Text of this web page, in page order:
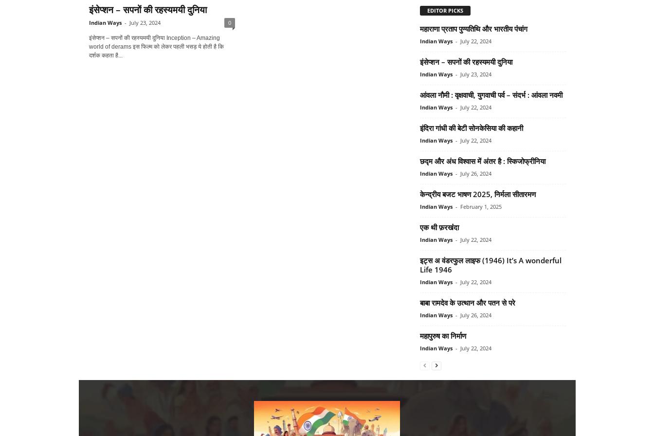
इंसेप्‍शन – सपनों की रहस्‍यमयी दुनिया
Indian Ways - July 23, 2024 0
इंसेप्‍शन – सपनों की रहस्‍यमयी दुनिया Inception – Amazing
world of derams इस फिल्‍म को लेकर पहली भसड़ ये होती है कि
दर्शक कहता है...
EDITOR PICKS
महाराणा प्रताप पुण्‍यतिथि और भारतीय पंंचांग
Indian Ways - July 22, 2024
इंसेप्‍शन – सपनों की रहस्‍यमयी दुनिया
Indian Ways - July 23, 2024
आंवला नौमी : वृक्षवाची, युगवाची पर्व – संदर्भ : आंवला नवमी
Indian Ways - July 22, 2024
इंदिरा गांधी की बेटी सोनकेसिया की कहानी
Indian Ways - July 22, 2024
छद्म और अंध विश्‍वास में अंतर है : स्किजोफ्रीनिया
Indian Ways - July 26, 2024
केन्‍द्रीय बजट भाषण 2025, निर्मला सीतारमण
Indian Ways - February 1, 2025
एक थी फ़रखंंदा
Indian Ways - July 22, 2024
इट्स अ वंडरफुल लाइफ (1946) It’s A wonderful
Life 1946
Indian Ways - July 22, 2024
बाबा रामदेव के उत्‍थान और पतन से परे
Indian Ways - July 26, 2024
महापुरुष का निर्माण
Indian Ways - July 22, 2024